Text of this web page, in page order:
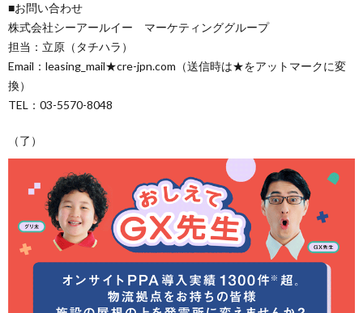
■お問い合わせ
株式会社シーアールイー マーケティンググループ
担当：立原（タチハラ）
Email：leasing_mail★cre-jpn.com（送信時は★をアットマークに変
換）
TEL：03-5570-8048
（了）